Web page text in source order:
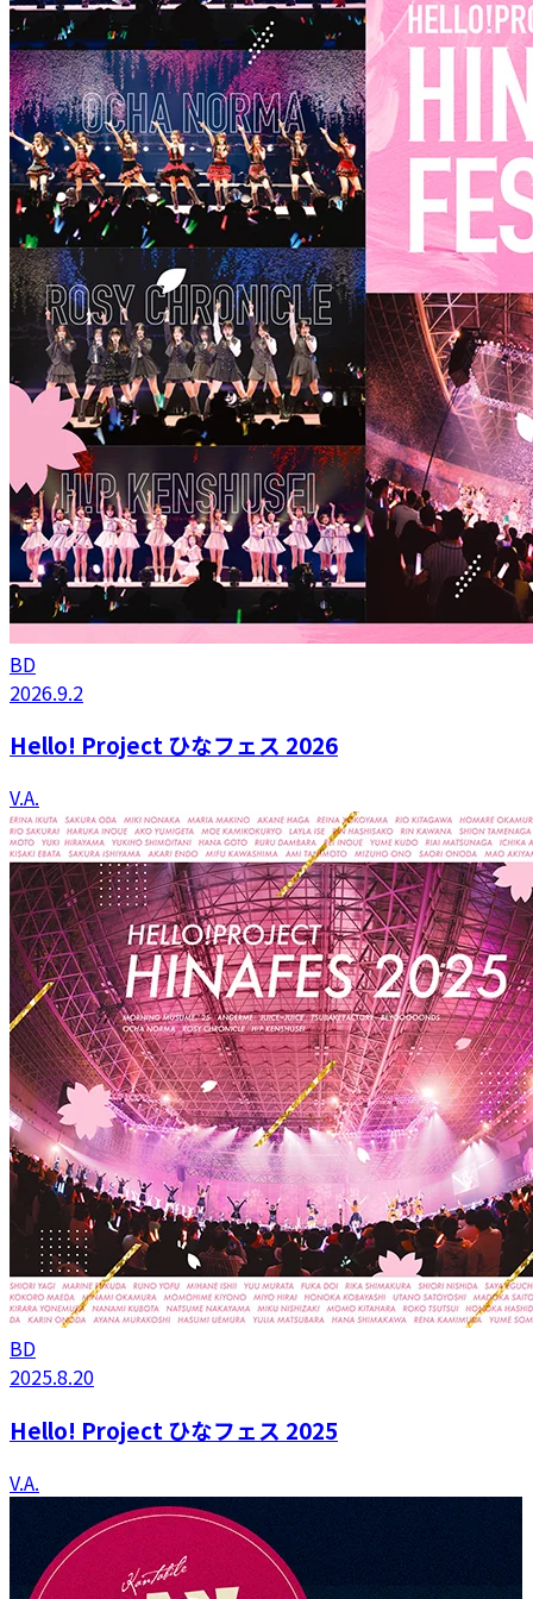
BD
2026.9.2
Hello! Project ひなフェス 2026
V.A.
BD
2025.8.20
Hello! Project ひなフェス 2025
V.A.